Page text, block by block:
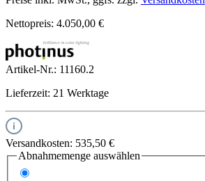
Nettopreis: 4.050,00 €
Artikel-Nr.: 11160.2
Lieferzeit: 21 Werktage
Versandkosten: 535,50 €
Abnahmemenge auswählen